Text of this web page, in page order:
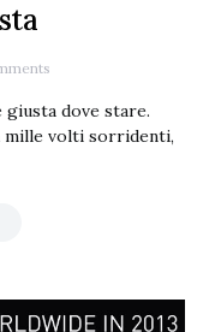
giusta dove stare.
mille volti sorridenti,